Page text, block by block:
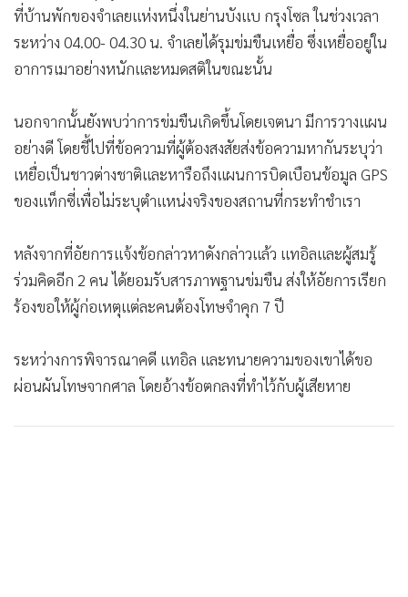
ที่บ้านพักของจำเลยแห่งหนึ่งในย่านบังแบ กรุงโซล ในช่วงเวลา
ระหว่าง 04.00- 04.30 น. จำเลยได้รุมข่มขืนเหยื่อ ซึ่งเหยื่ออยู่ใน
อาการเมาอย่างหนักและหมดสติในขณะนั้น
นอกจากนั้นยังพบว่าการข่มขืนเกิดขึ้นโดยเจตนา มีการวางแผน
อย่างดี โดยชี้ไปที่ข้อความที่ผู้ต้องสงสัยส่งข้อความหากันระบุว่า
เหยื่อเป็นชาวต่างชาติและหารือถึงแผนการบิดเบือนข้อมูล GPS
ของแท็กซี่เพื่อไม่ระบุตำแหน่งจริงของสถานที่กระทำชำเรา
หลังจากที่อัยการแจ้งข้อกล่าวหาดังกล่าวแล้ว แทอิลและผู้สมรู้
ร่วมคิดอีก 2 คน ได้ยอมรับสารภาพฐานข่มขืน ส่งให้อัยการเรียก
ร้องขอให้ผู้ก่อเหตุแต่ละคนต้องโทษจำคุก 7 ปี
ระหว่างการพิจารณาคดี แทอิล และทนายความของเขาได้ขอ
ผ่อนผันโทษจากศาล โดยอ้างข้อตกลงที่ทำไว้กับผู้เสียหาย